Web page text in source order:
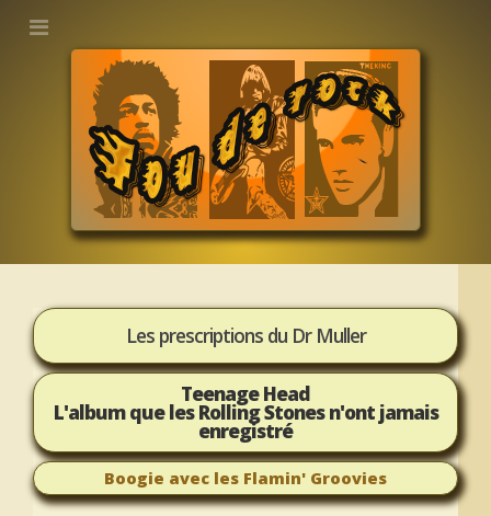
Les prescriptions du Dr Muller
Teenage Head
L'album que les Rolling Stones n'ont jamais
enregistré
Boogie avec les Flamin' Groovies